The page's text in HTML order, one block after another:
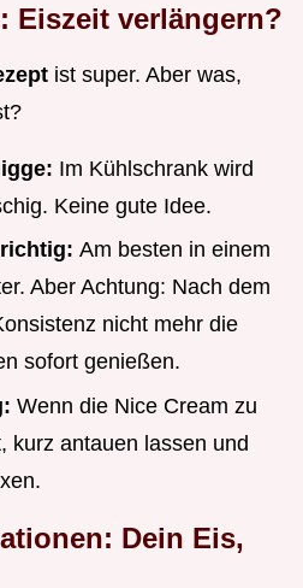
Eiszeit verlängern?
ist super. Aber was,
Im Kühlschrank wird
Keine gute Idee.
Am besten in einem
Aber Achtung: Nach dem
nicht mehr die
sofort genießen.
Wenn die Nice Cream zu
kurz antauen lassen und
Dein Eis,